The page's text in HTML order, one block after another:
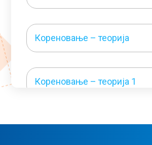
Кореновање – теорија
Кореновање – теорија 1
Кореновање – решени